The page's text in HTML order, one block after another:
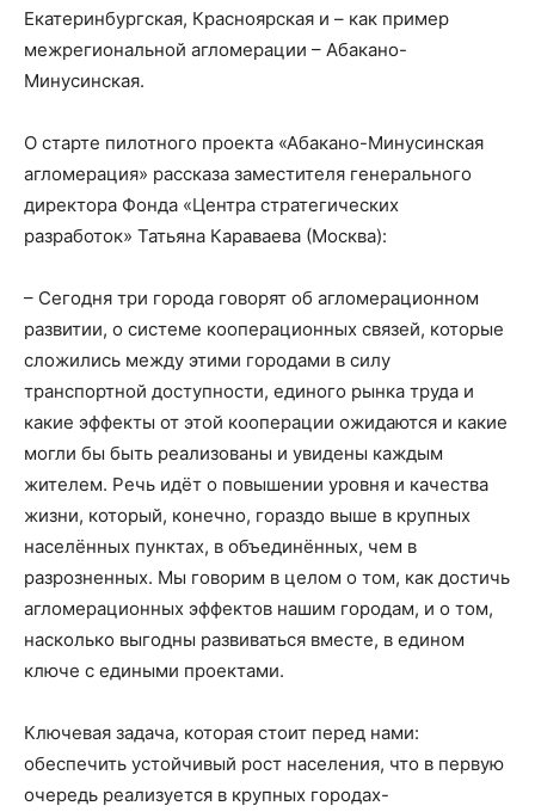
Екатеринбургская, Красноярская и – как пример
межрегиональной агломерации – Абакано-
Минусинская.
О старте пилотного проекта «Абакано-Минусинская
агломерация» рассказа заместителя генерального
директора Фонда «Центра стратегических
разработок» Татьяна Караваева (Москва):
– Сегодня три города говорят об агломерационном
развитии, о системе кооперационных связей, которые
сложились между этими городами в силу
транспортной доступности, единого рынка труда и
какие эффекты от этой кооперации ожидаются и какие
могли бы быть реализованы и увидены каждым
жителем. Речь идёт о повышении уровня и качества
жизни, который, конечно, гораздо выше в крупных
населённых пунктах, в объединённых, чем в
разрозненных. Мы говорим в целом о том, как достичь
агломерационных эффектов нашим городам, и о том,
насколько выгодны развиваться вместе, в едином
ключе с едиными проектами.
Ключевая задача, которая стоит перед нами:
обеспечить устойчивый рост населения, что в первую
очередь реализуется в крупных городах-